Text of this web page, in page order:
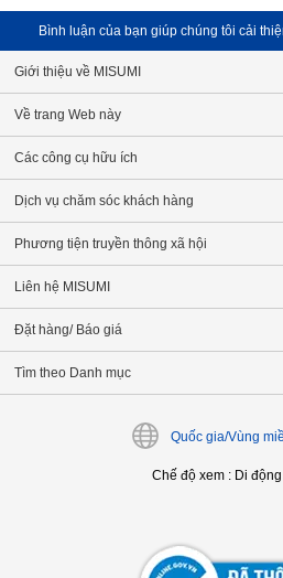
Bình luận của bạn giúp chúng tôi cải
Giới thiệu về MISUMI
Về trang Web này
Các công cụ hữu ích
Dịch vụ chăm sóc khách hàng
Phương tiện truyền thông xã hội
Liên hệ MISUMI
Đặt hàng/ Báo giá
Tìm theo Danh mục
Quốc gia/Vùng
Chế độ xem: Di động